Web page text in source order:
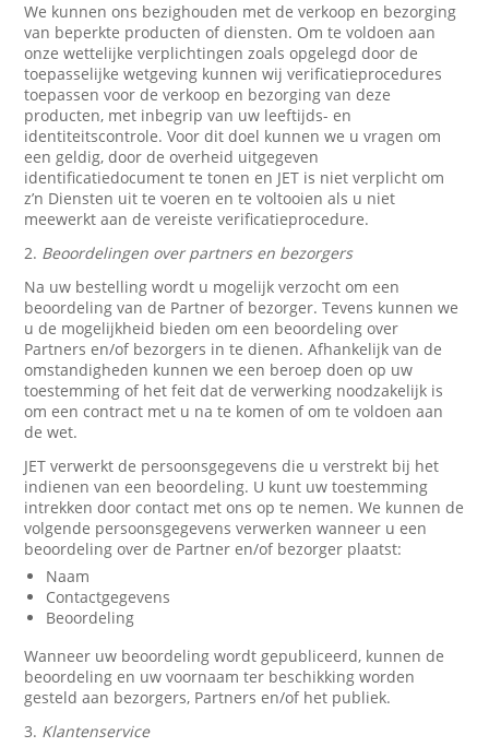
We kunnen ons bezighouden met de verkoop en bezorging
van beperkte producten of diensten. Om te voldoen aan
onze wettelijke verplichtingen zoals opgelegd door de
toepasselijke wetgeving kunnen wij verificatieprocedures
toepassen voor de verkoop en bezorging van deze
producten, met inbegrip van uw leeftijds- en
identiteitscontrole. Voor dit doel kunnen we u vragen om
een geldig, door de overheid uitgegeven
identificatiedocument te tonen en JET is niet verplicht om
z’n Diensten uit te voeren en te voltooien als u niet
meewerkt aan de vereiste verificatieprocedure.
2. Beoordelingen over partners en bezorgers
Na uw bestelling wordt u mogelijk verzocht om een
beoordeling van de Partner of bezorger. Tevens kunnen we
u de mogelijkheid bieden om een beoordeling over
Partners en/of bezorgers in te dienen. Afhankelijk van de
omstandigheden kunnen we een beroep doen op uw
toestemming of het feit dat de verwerking noodzakelijk is
om een contract met u na te komen of om te voldoen aan
de wet.
JET verwerkt de persoonsgegevens die u verstrekt bij het
indienen van een beoordeling. U kunt uw toestemming
intrekken door contact met ons op te nemen. We kunnen de
volgende persoonsgegevens verwerken wanneer u een
beoordeling over de Partner en/of bezorger plaatst:
Naam
Contactgegevens
Beoordeling
Wanneer uw beoordeling wordt gepubliceerd, kunnen de
beoordeling en uw voornaam ter beschikking worden
gesteld aan bezorgers, Partners en/of het publiek.
3. Klantenservice